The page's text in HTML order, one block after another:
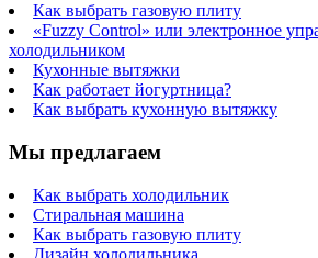
Как выбрать газовую плиту
«Fuzzy Control» или электронное
холодильником
Кухонные вытяжки
Как работает йогуртница?
Как выбрать кухонную вытяжку
Мы предлагаем
Как выбрать холодильник
Стиральная машина
Как выбрать газовую плиту
Дизайн холодильника